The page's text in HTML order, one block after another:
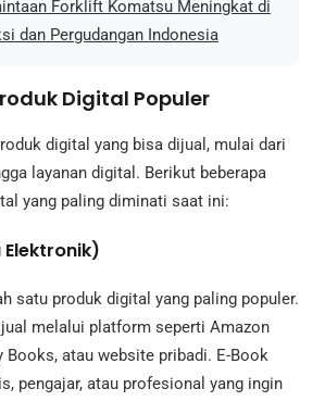
Forklift Komatsu Meningkat di
dan Pergudangan Indonesia
Digital Populer
digital yang bisa dijual, mulai dari
layanan digital. Berikut beberapa
yang paling diminati saat ini:
Elektronik)
satu produk digital yang paling populer.
melalui platform seperti Amazon
Books, atau website pribadi. E-Book
pengajar, atau profesional yang ingin